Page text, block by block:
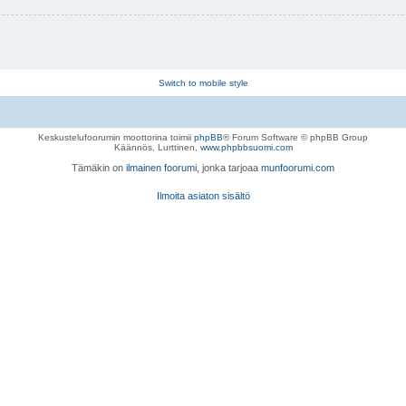
Switch to mobile style
Keskustelufoorumin moottorina toimii phpBB® Forum Software © phpBB Group
Käännös, Lurttinen, www.phpbbsuomi.com
Tämäkin on ilmainen foorumi , jonka tarjoaa munfoorumi.com
Ilmoita asiaton sisältö